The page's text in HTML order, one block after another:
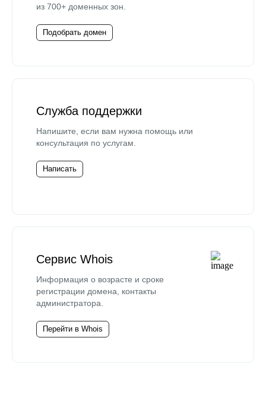
из 700+ доменных зон.
Подобрать домен
Служба поддержки
Напишите, если вам нужна помощь или
консультация по услугам.
Написать
Сервис Whois
Информация о возрасте и сроке
регистрации домена, контакты
администратора.
Перейти в Whois